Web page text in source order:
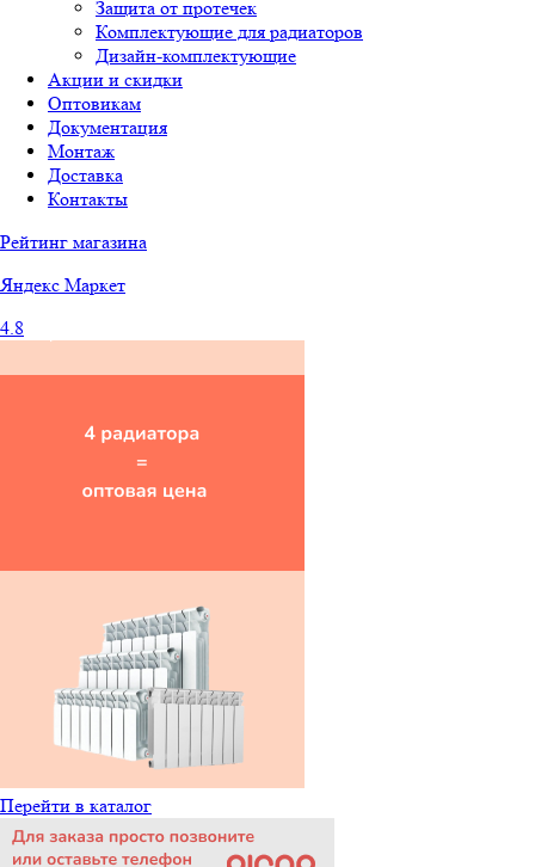
Защита от протечек
Комплектующие для радиаторов
Дизайн-комплектующие
Акции и скидки
Оптовикам
Документация
Монтаж
Доставка
Контакты
Рейтинг магазина
Яндекс Маркет
4.8
Перейти в каталог